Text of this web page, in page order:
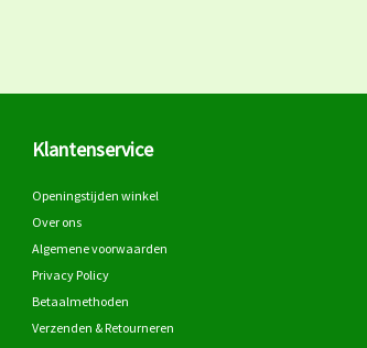
Klantenservice
Openingstijden winkel
Over ons
Algemene voorwaarden
Privacy Policy
Betaalmethoden
Verzenden & Retourneren